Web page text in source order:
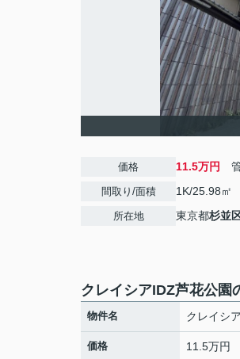
価格 11.5万円
間取り/面積 1K/25.98㎡
所在地 東京都杉並
クレイシアIDZ芦花公園
物件名 クレイシ
価格 11.5万円